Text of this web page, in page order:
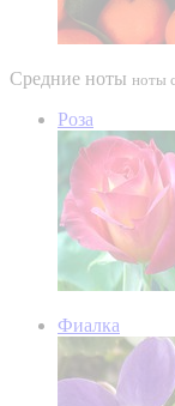
Средние ноты ноты
Роза
Фиалка